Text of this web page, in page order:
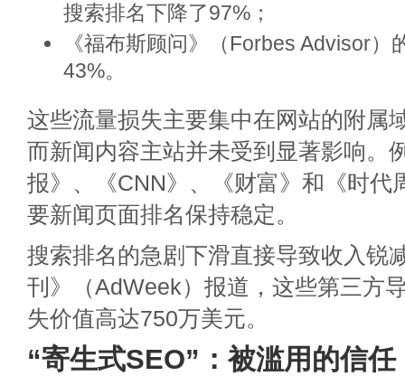
搜索排名下降了97%；
《福布斯顾问》（Forbes Advisor）
43%。
这些流量损失主要集中在网站的附属
而新闻内容主站并未受到显著影响。
报》、《CNN》、《财富》和《时代
要新闻页面排名保持稳定。
搜索排名的急剧下滑直接导致收入锐
刊》（AdWeek）报道，这些第三方
失价值高达750万美元。
“寄生式SEO”：被滥用的信任